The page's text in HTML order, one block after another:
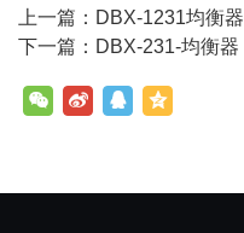
上一篇：DBX-1231均衡器
下一篇：DBX-231-均衡器